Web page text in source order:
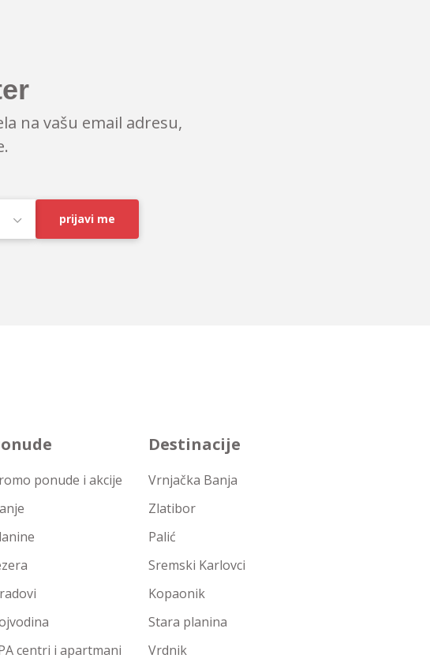
na vašu email adresu,
prijavi me
ponude i akcije
centri i apartmani
Destinacije
Vrnjačka Banja
Zlatibor
Palić
Sremski Karlovci
Kopaonik
Stara planina
Vrdnik